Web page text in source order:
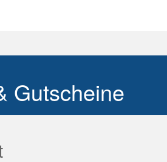
Gutscheine